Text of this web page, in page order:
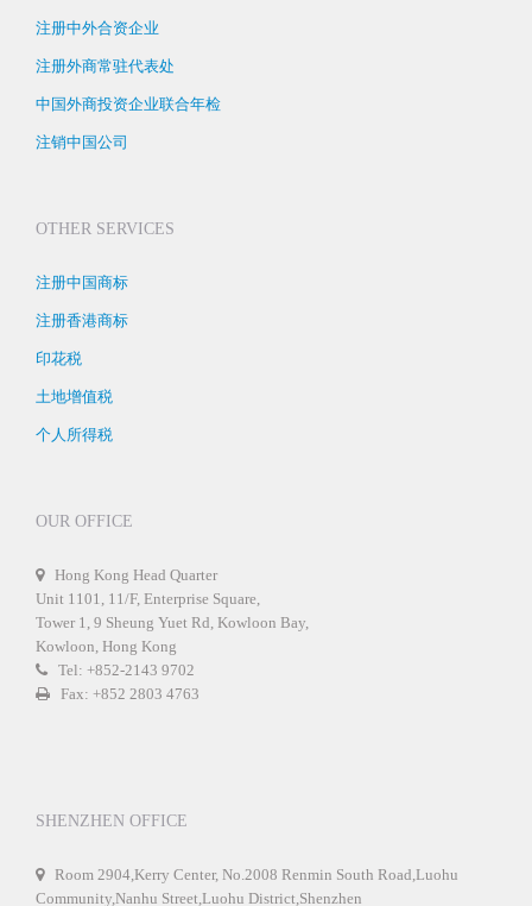
注册中外合资企业
注册外商常驻代表处
中国外商投资企业联合年检
注销中国公司
OTHER SERVICES
注册中国商标
注册香港商标
印花税
土地增值税
个人所得税
OUR OFFICE
Hong Kong Head Quarter
Unit 1101, 11/F, Enterprise Square,
Tower 1, 9 Sheung Yuet Rd, Kowloon Bay,
Kowloon, Hong Kong
Tel: +852-2143 9702
Fax: +852 2803 4763
SHENZHEN OFFICE
Room 2904,Kerry Center, No.2008 Renmin South Road,Luohu
Community,Nanhu Street,Luohu District,Shenzhen